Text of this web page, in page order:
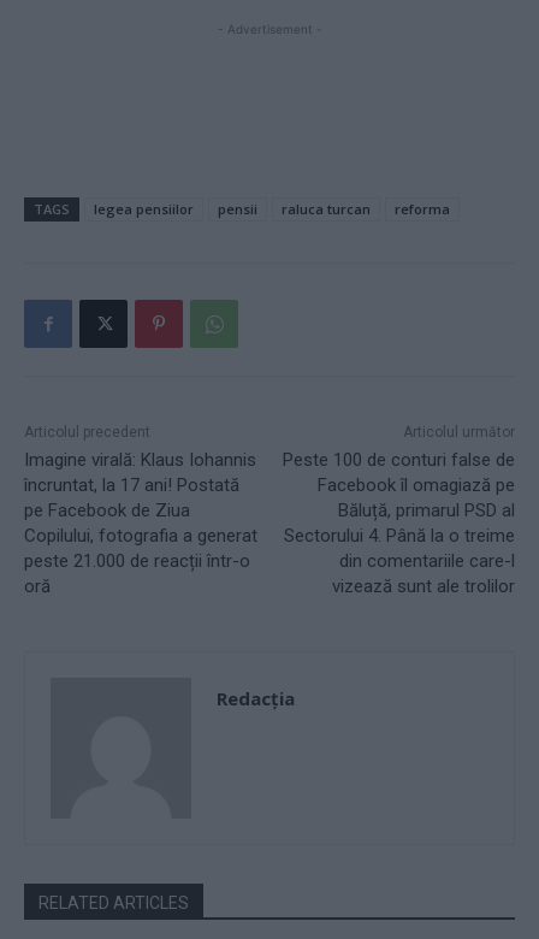
- Advertisement -
TAGS legea pensiilor pensii raluca turcan reforma
Articolul precedent
Imagine virală: Klaus Iohannis
încruntat, la 17 ani! Postată
pe Facebook de Ziua
Copilului, fotografia a generat
peste 21.000 de reacții într-o
oră
Articolul următor
Peste 100 de conturi false de
Facebook îl omagiază pe
Băluță, primarul PSD al
Sectorului 4. Până la o treime
din comentariile care-l
vizează sunt ale trolilor
Redacţia
RELATED ARTICLES